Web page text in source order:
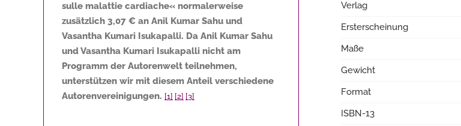
sulle malattie cardiache« normalerweise
zusätzlich 3,07 € an Anil Kumar Sahu und
Vasantha Kumari Isukapalli. Da Anil Kumar Sahu
und Vasantha Kumari Isukapalli nicht am
Programm der Autorenwelt teilnehmen,
unterstützen wir mit diesem Anteil verschiedene
Autorenvereinigungen. [1] [2] [3]
Verlag
Ersterscheinung
Maße
Gewicht
Format
ISBN-13